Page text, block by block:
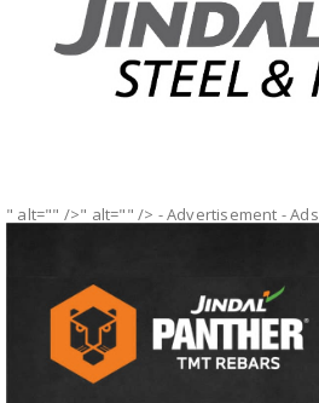
" alt="" />" alt="" /> - Advertisement -Ads